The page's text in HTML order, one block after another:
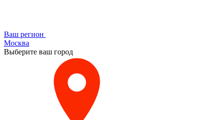
Ваш регион
Москва
Выберите ваш город